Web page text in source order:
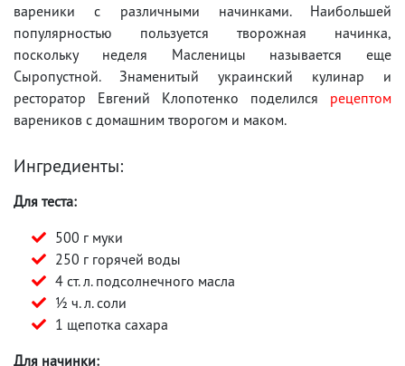
вареники с различными начинками. Наибольшей
популярностью пользуется творожная начинка,
поскольку неделя Масленицы называется еще
Сыропустной. Знаменитый украинский кулинар и
ресторатор Евгений Клопотенко поделился рецептом
вареников с домашним творогом и маком.
Ингредиенты:
Для теста:
500 г муки
250 г горячей воды
4 ст. л. подсолнечного масла
½ ч. л. соли
1 щепотка сахара
Для начинки: